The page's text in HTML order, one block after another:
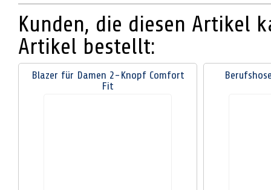
Kunden, die diesen Artikel
Artikel bestellt:
Blazer für Damen 2-Knopf Comfort
Fit